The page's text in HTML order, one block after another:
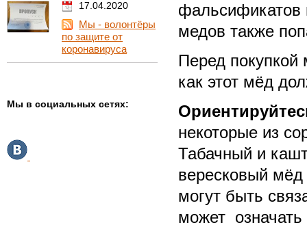
17.04.2020
Мы - волонтёры
по защите от
коронавируса
Мы в социальных сетях:
фальсификатов
медов также
Перед покупкой
как этот мёд
некоторые из
Табачный и
вересковый мёд
могут быть
может